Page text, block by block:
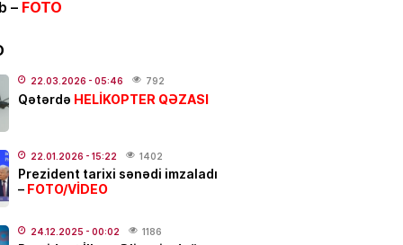
- 21:20
- 17:01
Xose vəfat edib? –
– FOTO
22.03.2026 - 05:46 792
Qətərdə HELİKOPTER QƏZASI
22.01.2026 - 15:22 1402
Prezident tarixi sənədi imzaladı
– FOTO/VİDEO
24.12.2025 - 00:02 1186